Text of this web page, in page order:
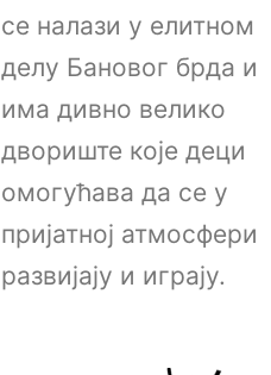
се налази у елитном
делу Бановог брда и
има дивно велико
двориште које деци
омогућава да се у
пријатној атмосфери
развијају и играју.